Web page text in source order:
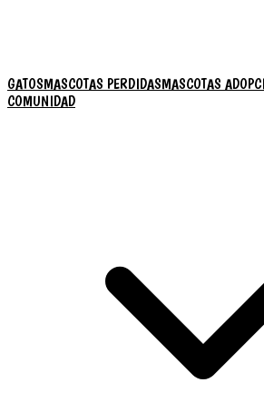
GATOSMASCOTAS PERDIDASMASCOTAS
COMUNIDAD